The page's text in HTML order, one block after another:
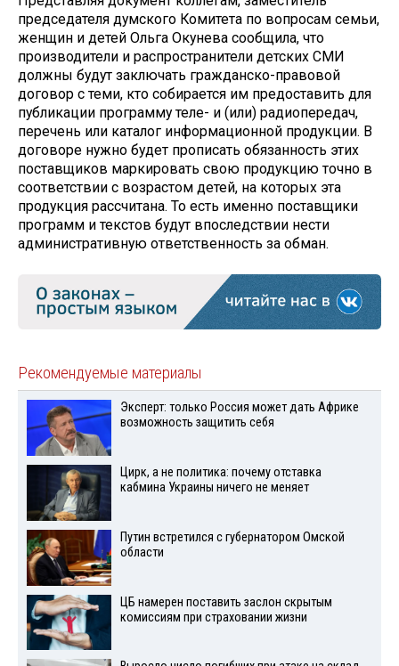
председателя думского Комитета по вопросам семьи,
женщин и детей Ольга Окунева сообщила, что
производители и распространители детских СМИ
должны будут заключать гражданско-правовой
договор с теми, кто собирается им предоставить для
публикации программу теле- и (или) радиопередач,
перечень или каталог информационной продукции. В
договоре нужно будет прописать обязанность этих
поставщиков маркировать свою продукцию точно в
соответствии с возрастом детей, на которых эта
продукция рассчитана. То есть именно поставщики
программ и текстов будут впоследствии нести
административную ответственность за обман.
Рекомендуемые материалы
Эксперт: только Россия может дать Африке
возможность защитить себя
Цирк, а не политика: почему отставка
кабмина Украины ничего не меняет
Путин встретился с губернатором Омской
области
ЦБ намерен поставить заслон скрытым
комиссиям при страховании жизни